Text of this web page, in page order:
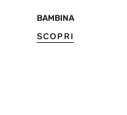
BAMBINA
SCOPRI